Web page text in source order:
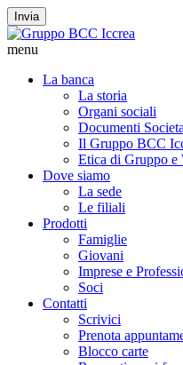
Invia
menu
La banca
La storia
Organi sociali
Documenti
Il Gruppo BCC
Etica di Gruppo
Dove siamo
La sede
Le filiali
Prodotti
Famiglie
Giovani
Imprese e
Soci
Contatti
Scrivici
Prenota
Blocco carte